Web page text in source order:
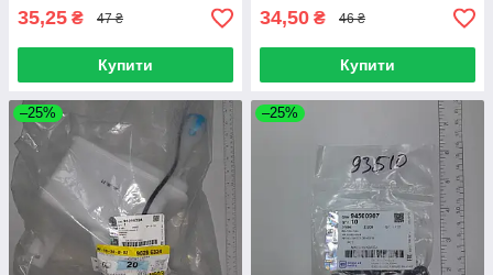
35,25 ₴ 47 ₴
Купити
34,50 ₴ 46 ₴
Купити
–25% –25%